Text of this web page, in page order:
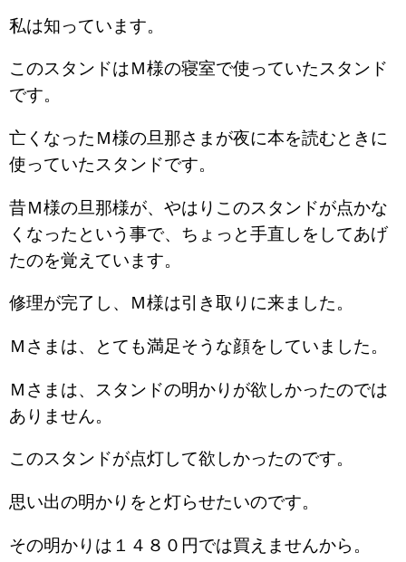
私は知っています。
このスタンドはＭ様の寝室で使っていたスタンド
です。
亡くなったＭ様の旦那さまが夜に本を読むときに
使っていたスタンドです。
昔Ｍ様の旦那様が、やはりこのスタンドが点かな
くなったという事で、ちょっと手直しをしてあげ
たのを覚えています。
修理が完了し、Ｍ様は引き取りに来ました。
Ｍさまは、とても満足そうな顔をしていました。
Ｍさまは、スタンドの明かりが欲しかったのでは
ありません。
このスタンドが点灯して欲しかったのです。
思い出の明かりをと灯らせたいのです。
その明かりは１４８０円では買えませんから。